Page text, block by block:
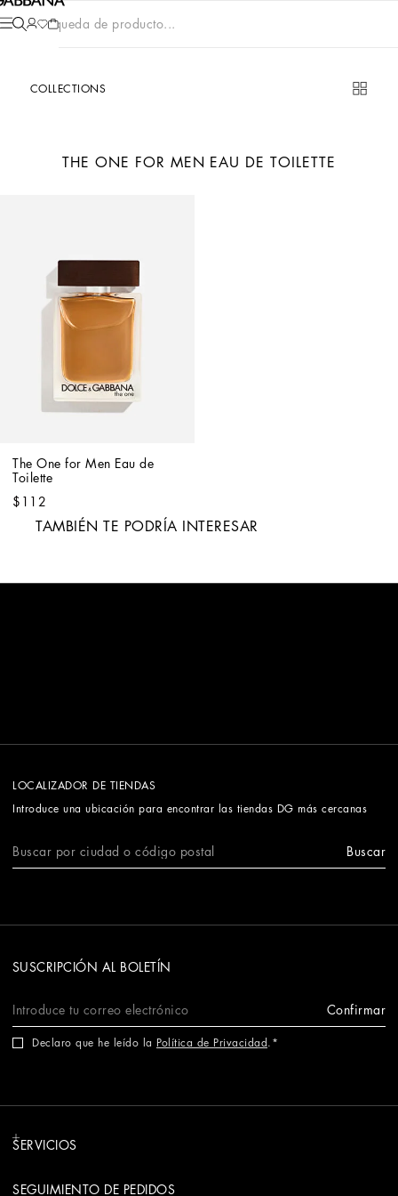
Búsqueda de producto...
COLLECTIONS
THE ONE FOR MEN EAU DE TOILETTE
The One for Men Eau de
Toilette
$112
TAMBIÉN TE PODRÍA INTERESAR
LOCALIZADOR DE TIENDAS
Introduce una ubicación para encontrar las tiendas DG más cercanas
Buscar
SUSCRIPCIÓN AL BOLETÍN
Confirmar
Declaro que he leído la Política de Privacidad .
SERVICIOS
SEGUIMIENTO DE PEDIDOS